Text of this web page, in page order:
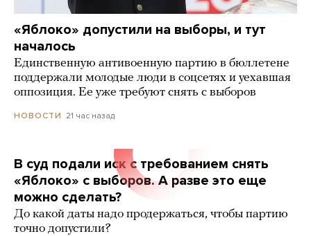
«Яблоко» допустили на выборы, и тут
началось
Единственную антивоенную партию в бюллетене
поддержали молодые люди в соцсетях и уехавшая
оппозиция. Ее уже требуют снять с выборов
НОВОСТИ 21 час назад
В суд подали иск с требованием снять
«Яблоко» с выборов. А разве это еще
можно сделать?
До какой даты надо продержаться, чтобы партию
точно допустили?